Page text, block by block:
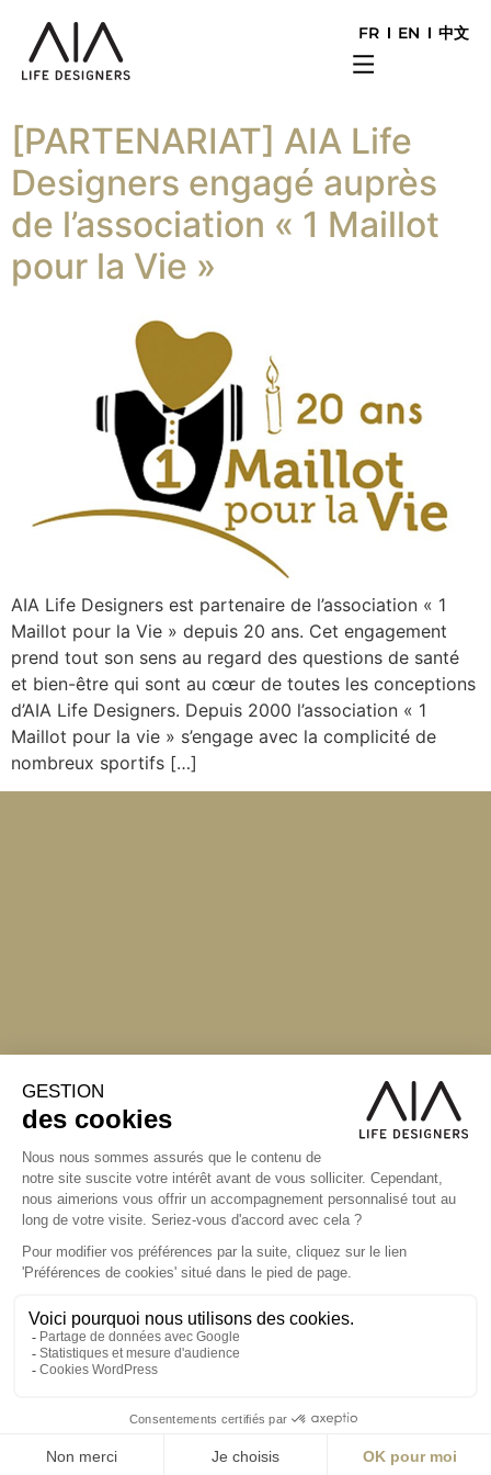
FR EN 中文
[PARTENARIAT] AIA Life
Designers engagé auprès
de l’association « 1 Maillot
pour la Vie »
AIA Life Designers est partenaire de l’association « 1
Maillot pour la Vie » depuis 20 ans. Cet engagement
prend tout son sens au regard des questions de santé
et bien-être qui sont au cœur de toutes les conceptions
d’AIA Life Designers. Depuis 2000 l’association « 1
Maillot pour la vie » s’engage avec la complicité de
nombreux sportifs […]
ABONNEZ-VOUS
Alternative:
contact@aialifedesigners.fr
presse@aialifedesigners.fr
mentions légales